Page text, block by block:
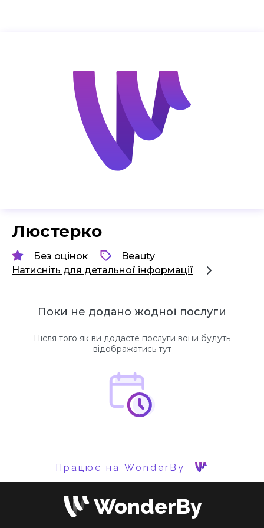
Люстерко
Без оцінок
Beauty
Натисніть для детальної інформації
Поки не додано жодної послуги
Після того як ви додасте послуги вони будуть
відображатись тут
Працює на WonderBy
WonderBy